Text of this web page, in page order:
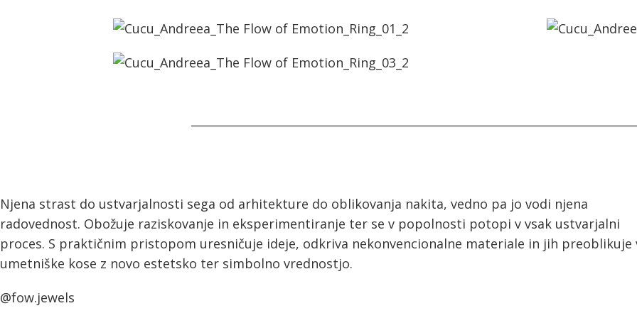
Njena strast do ustvarjalnosti sega od arhitekture do oblikovanja nakita, vedno pa jo vodi njena
radovednost. Obožuje raziskovanje in eksperimentiranje ter se v popolnosti potopi v vsak ustvarjalni
proces. S praktičnim pristopom uresničuje ideje, odkriva nekonvencionalne materiale in jih preoblikuje
umetniške kose z novo estetsko ter simbolno vrednostjo.
@fow.jewels